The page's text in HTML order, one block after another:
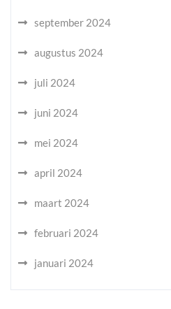
september 2024
augustus 2024
juli 2024
juni 2024
mei 2024
april 2024
maart 2024
februari 2024
januari 2024